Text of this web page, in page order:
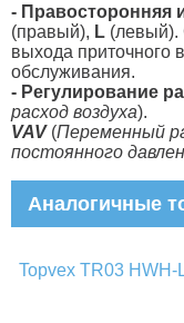
- Правосторонняя
(правый), L (левый).
выхода приточного
обслуживания.
- Регулирование
расход воздуха).
VAV(Переменный
постоянного
Аналогичные
Topvex TR03 HWH-